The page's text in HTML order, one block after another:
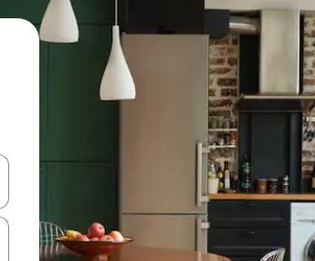
os usando as seta para cima e para baixo do